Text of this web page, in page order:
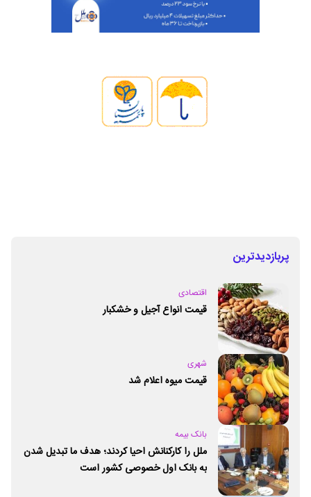
پربازدیدترین
اقتصادی
قیمت انواع آجیل و خشکبار
شهری
قیمت میوه اعلام شد
بانک بیمه
ملل را کارکنانش احیا کردند؛ هدف ما تبدیل شدن
به بانک اول خصوصی کشور است